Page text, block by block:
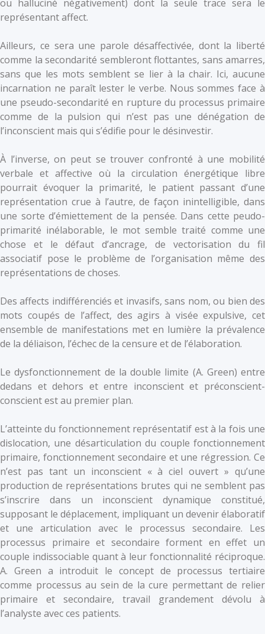
ou halluciné négativement) dont la seule trace sera le
représentant affect.
Ailleurs, ce sera une parole désaffectivée, dont la liberté
comme la secondarité sembleront flottantes, sans amarres,
sans que les mots semblent se lier à la chair. Ici, aucune
incarnation ne paraît lester le verbe. Nous sommes face à
une pseudo-secondarité en rupture du processus primaire
comme de la pulsion qui n’est pas une dénégation de
l’inconscient mais qui s’édifie pour le désinvestir.
À l’inverse, on peut se trouver confronté à une mobilité
verbale et affective où la circulation énergétique libre
pourrait évoquer la primarité, le patient passant d’une
représentation crue à l’autre, de façon inintelligible, dans
une sorte d’émiettement de la pensée. Dans cette peudo-
primarité inélaborable, le mot semble traité comme une
chose et le défaut d’ancrage, de vectorisation du fil
associatif pose le problème de l’organisation même des
représentations de choses.
Des affects indifférenciés et invasifs, sans nom, ou bien des
mots coupés de l’affect, des agirs à visée expulsive, cet
ensemble de manifestations met en lumière la prévalence
de la déliaison, l’échec de la censure et de l’élaboration.
Le dysfonctionnement de la double limite (A. Green) entre
dedans et dehors et entre inconscient et préconscient-
conscient est au premier plan.
L’atteinte du fonctionnement représentatif est à la fois une
dislocation, une désarticulation du couple fonctionnement
primaire, fonctionnement secondaire et une régression. Ce
n’est pas tant un inconscient « à ciel ouvert » qu’une
production de représentations brutes qui ne semblent pas
s’inscrire dans un inconscient dynamique constitué,
supposant le déplacement, impliquant un devenir élaboratif
et une articulation avec le processus secondaire. Les
processus primaire et secondaire forment en effet un
couple indissociable quant à leur fonctionnalité réciproque.
A. Green a introduit le concept de processus tertiaire
comme processus au sein de la cure permettant de relier
primaire et secondaire, travail grandement dévolu à
l’analyste avec ces patients.